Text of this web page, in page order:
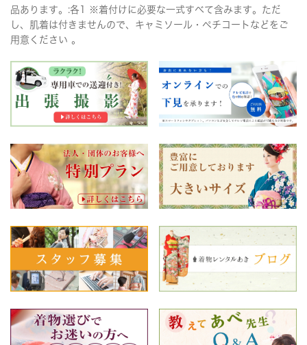
品あります。:各1 ※着付けに必要な一式すべて含みます。ただ
し、肌着は付きませんので、キャミソール・ペチコートなどをご
用意ください 。